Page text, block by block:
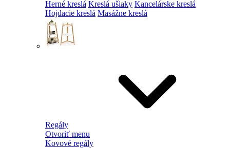
Herné kreslá Kreslá ušiaky Kancelárske kreslá
Hojdacie kreslá Masážne kreslá
Regály
Otvoriť menu
Kovové regály